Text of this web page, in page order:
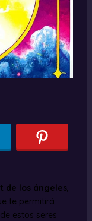
de los ángeles,
te permitirá
estos seres